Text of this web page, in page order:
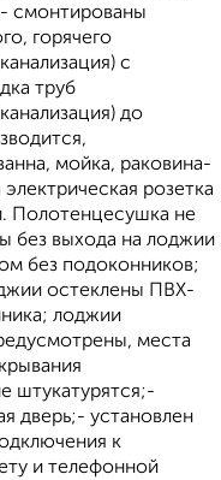
смонтированы
горячего
с
труб
до
мойка, раковина-
розетка
Полотенцесушка не
без выхода на лоджии
без подоконников;
остеклены ПВХ-
лоджии
места
штукатурятся;-
дверь;- установлен
к
и телефонной